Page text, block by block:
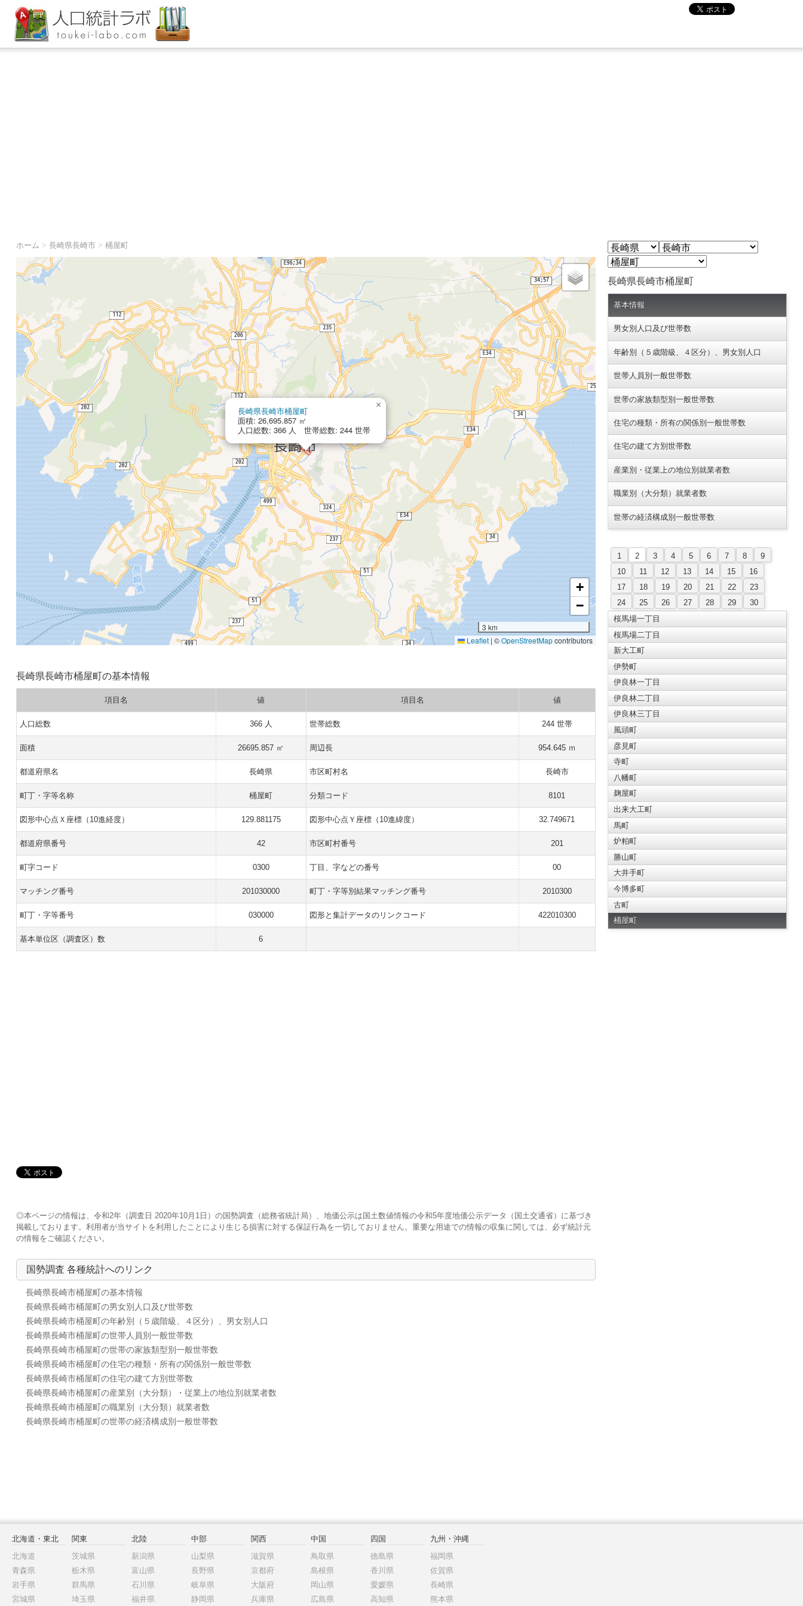
ホーム > 長崎県長崎市> 桶屋町
長崎県長崎市桶屋町
面積: 26,695.857 ㎡
人口総数: 366 人 世帯総数: 244 世帯
×
+
−
3 km
Leaflet | ©OpenStreetMapcontributors
長崎県長崎市桶屋町の基本情報
項目名 値 項目名 値
人口総数 366 人 世帯総数 244 世帯
面積 26695.857 ㎡ 周辺長 954.645 ｍ
都道府県名 長崎県 市区町村名 長崎市
町丁・字等名称 桶屋町 分類コード 8101
図形中心点Ｘ座標（10進経度） 129.881175 図形中心点Ｙ座標（10進緯度） 32.749671
都道府県番号 42 市区町村番号 201
町字コード 0300 丁目、字などの番号 00
マッチング番号 201030000 町丁・字等別結果マッチング番号 2010300
町丁・字等番号 030000 図形と集計データのリンクコード 422010300
基本単位区（調査区）数 6
◎本ページの情報は、令和2年（調査日 2020年10月1日）の国勢調査（総務省統計局）、地価公示は国土数値情報の令和5年度地価公示データ（国土交通省）に基づき
掲載しております。利用者が当サイトを利用したことにより生じる損害に対する保証行為を一切しておりません。重要な用途での情報の収集に関しては、必ず統計元
の情報をご確認ください。
国勢調査 各種統計へのリンク
長崎県長崎市桶屋町の基本情報
長崎県長崎市桶屋町の男女別人口及び世帯数
長崎県長崎市桶屋町の年齢別（５歳階級、４区分）、男女別人口
長崎県長崎市桶屋町の世帯人員別一般世帯数
長崎県長崎市桶屋町の世帯の家族類型別一般世帯数
長崎県長崎市桶屋町の住宅の種類・所有の関係別一般世帯数
長崎県長崎市桶屋町の住宅の建て方別世帯数
長崎県長崎市桶屋町の産業別（大分類）・従業上の地位別就業者数
長崎県長崎市桶屋町の職業別（大分類）就業者数
長崎県長崎市桶屋町の世帯の経済構成別一般世帯数
長崎県長崎市桶屋町
基本情報
男女別人口及び世帯数
年齢別（５歳階級、４区分）、男女別人口
世帯人員別一般世帯数
世帯の家族類型別一般世帯数
住宅の種類・所有の関係別一般世帯数
住宅の建て方別世帯数
産業別・従業上の地位別就業者数
職業別（大分類）就業者数
世帯の経済構成別一般世帯数
1 2 3 4 5 6 7 8
9
10
11 12 13 14 15
16
17
18 19 20 21 22
23
24
25 26 27 28 29
30
桜馬場一丁目
桜馬場二丁目
新大工町
伊勢町
伊良林一丁目
伊良林二丁目
伊良林三丁目
風頭町
彦見町
寺町
八幡町
麹屋町
出来大工町
馬町
炉粕町
勝山町
大井手町
今博多町
古町
桶屋町
北海道・東北
北海道
青森県
岩手県
宮城県
関東
茨城県
栃木県
群馬県
埼玉県
北陸
新潟県
富山県
石川県
福井県
中部
山梨県
長野県
岐阜県
静岡県
関西
滋賀県
京都府
大阪府
兵庫県
中国
鳥取県
島根県
岡山県
広島県
四国
徳島県
香川県
愛媛県
高知県
九州・沖縄
福岡県
佐賀県
長崎県
熊本県